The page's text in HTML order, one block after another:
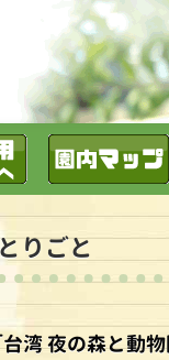
りごと
湾 夜の森と動